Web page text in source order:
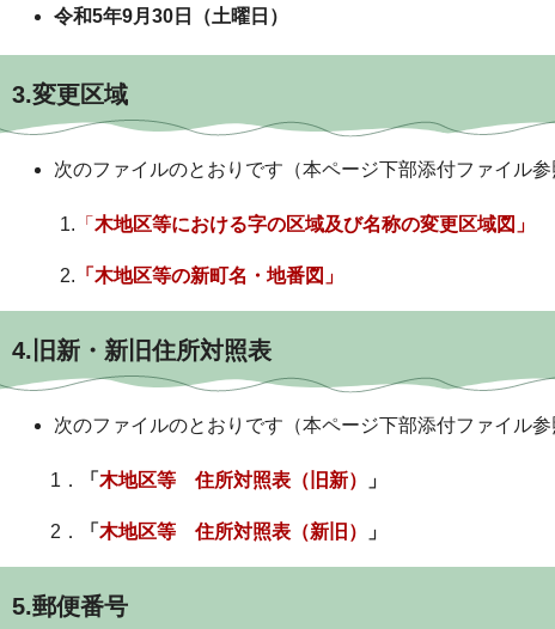
令和5年9月30日（土曜日）
3.変更区域
次のファイルのとおりです（本ページ下部添付ファイル
1. 「 木地区等における字の区域及び名称の変更区域図」
2. 「木地区等の新町名・地番図」
4.旧新・新旧住所対照表
次のファイルのとおりです（本ページ下部添付ファイル
1． 「 木地区等 住所対照表（旧新） 」
2． 「 木地区等 住所対照表（新旧） 」
5.郵便番号